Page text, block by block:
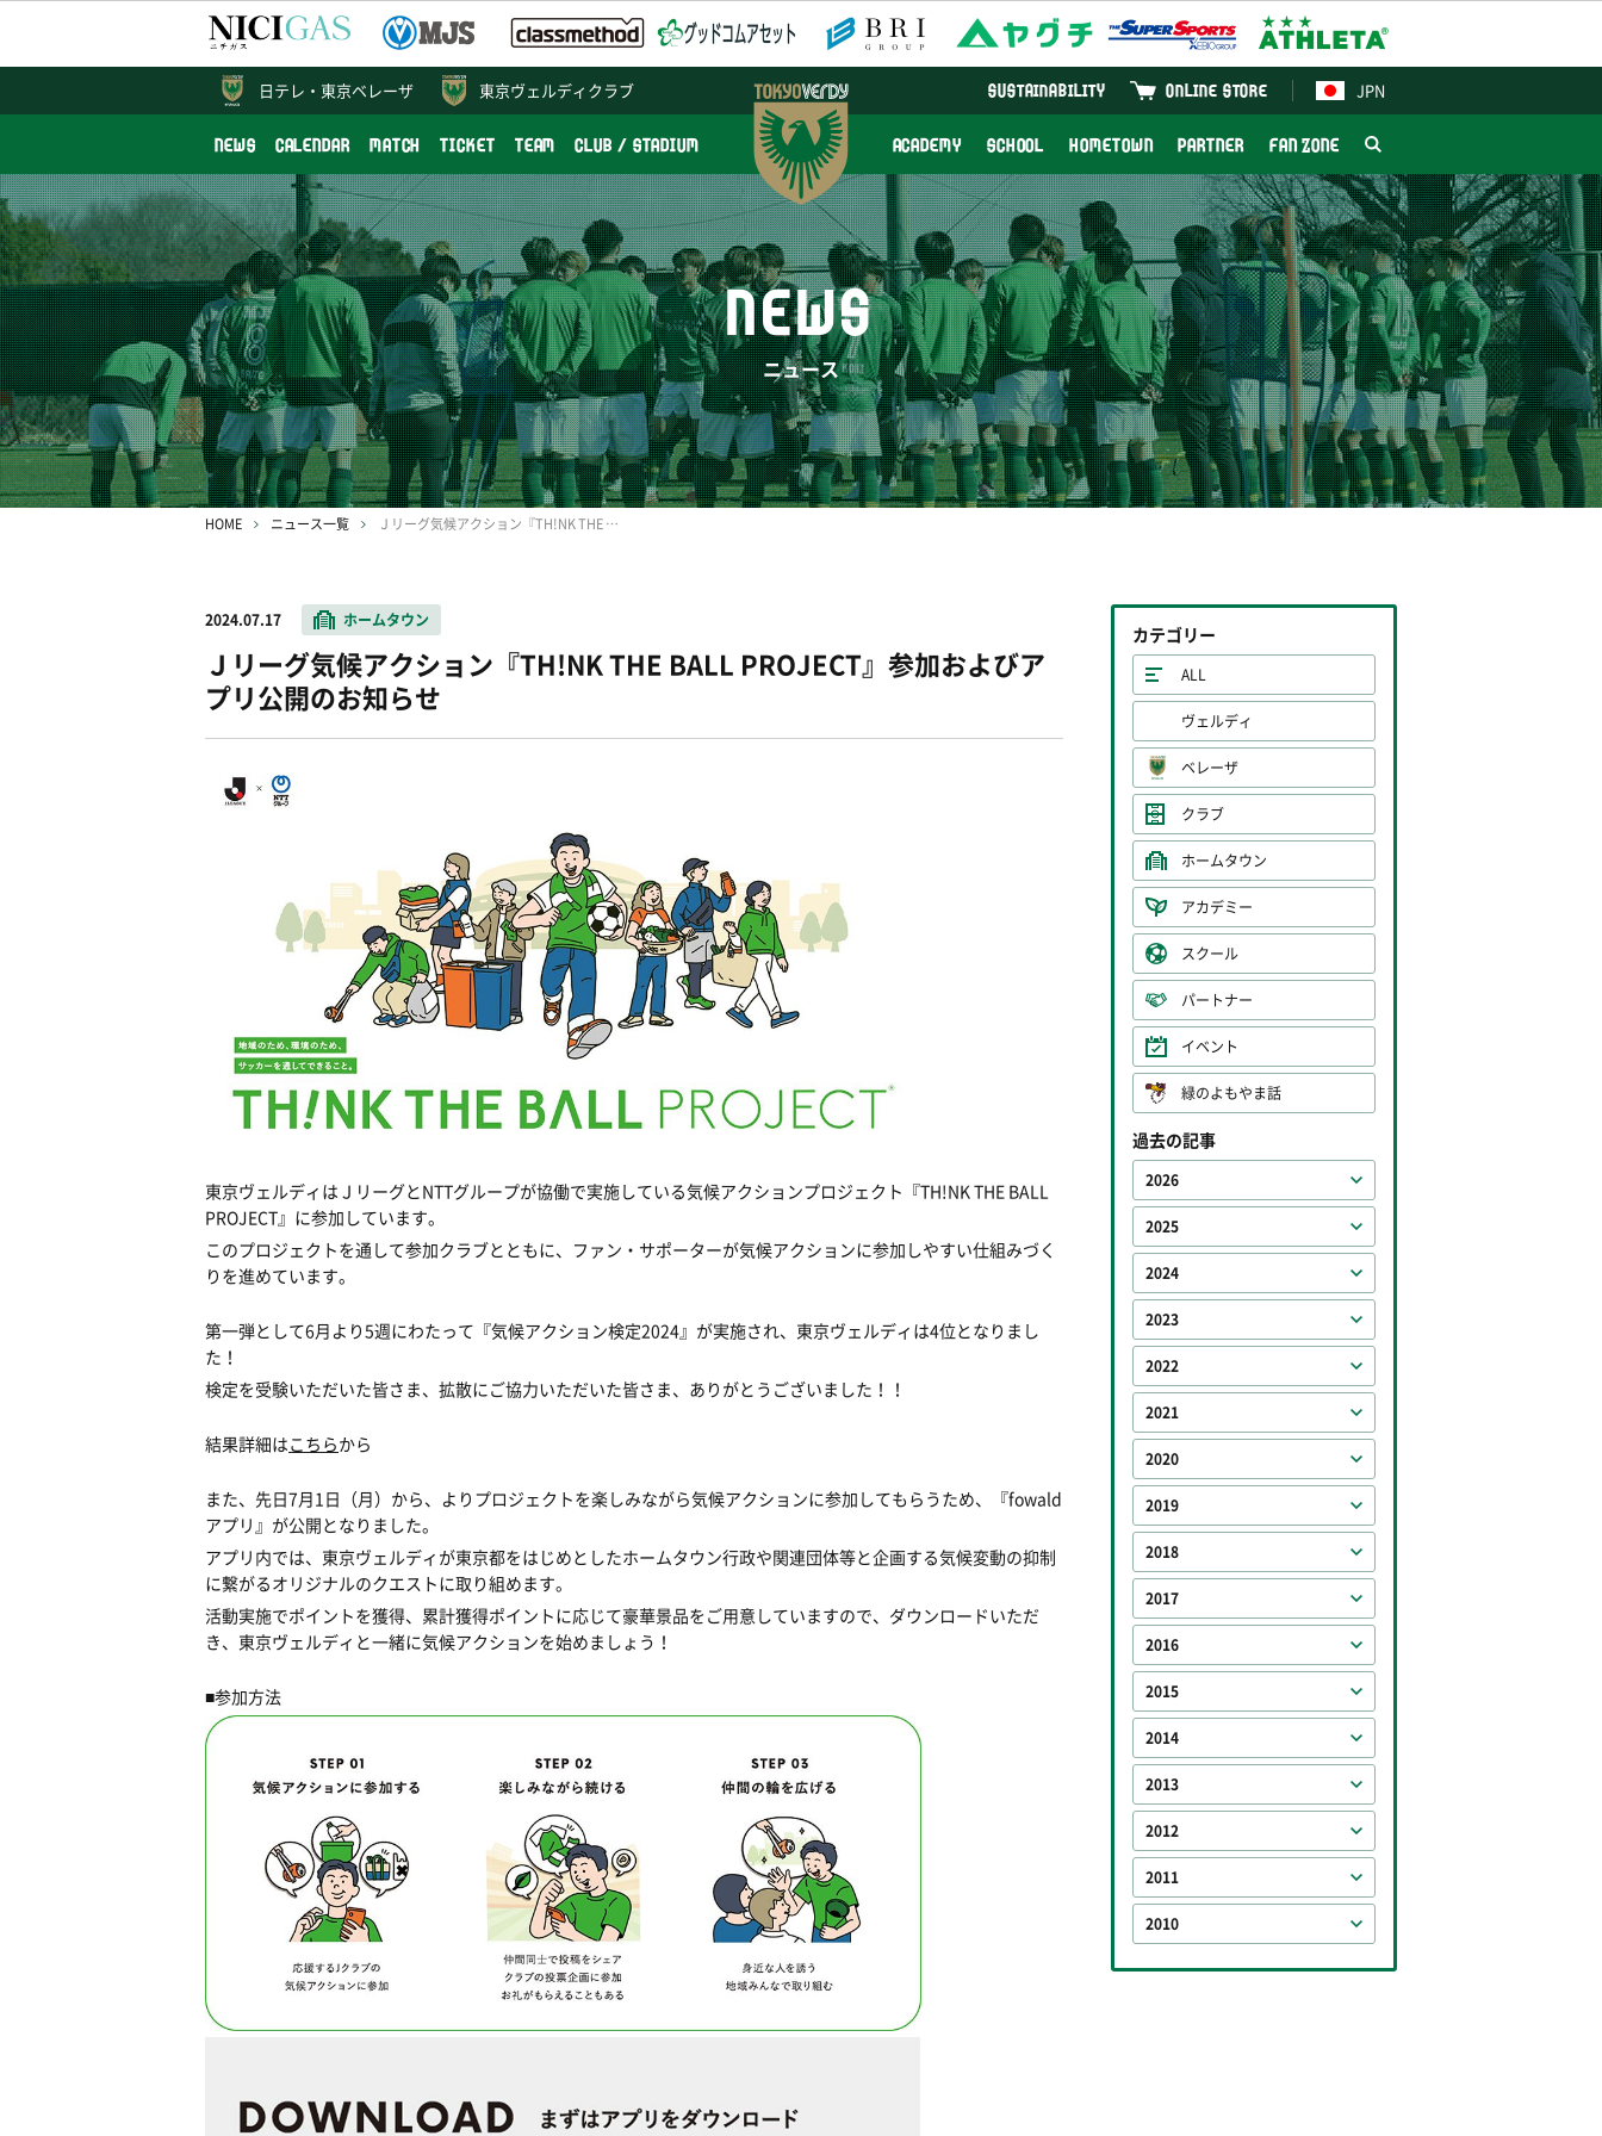
東京ヴェルディクラブ JPN
ONLINE STORE
SUSTAINABILITY
NEWS CALENDAR MATCH TICKET TEAM CLUB / STADIUM ACADEMY SCHOOL HOMETOWN PARTNER FAN ZONE
日テレ・ 東京ベレーザ
NEWS
ニュース
HOME ニュース一覧 Ｊリーグ気候アクション『TH!NK THE BALL PROJECT』参加およびアプリ公開のお知らせ
2024.07.17 ホームタウン
Ｊリーグ気候アクション『TH!NK THE BALL PROJECT』参加およびア
プリ公開のお知らせ
東京ヴェルディはＪリーグとNTTグループが協働で実施している気候アクションプロジェクト『TH!NK THE BALL
PROJECT』に参加しています。
このプロジェクトを通して参加クラブとともに、ファン・サポーターが気候アクションに参加しやすい仕組みづく
りを進めています。
第一弾として6月より5週にわたって『気候アクション検定2024』が実施され、東京ヴェルディは4位となりまし
た！
検定を受験いただいた皆さま、拡散にご協力いただいた皆さま、ありがとうございました！！
結果詳細はこちらから
また、先日7月1日（月）から、よりプロジェクトを楽しみながら気候アクションに参加してもらうため、『fowald
アプリ』が公開となりました。
アプリ内では、東京ヴェルディが東京都をはじめとしたホームタウン行政や関連団体等と企画する気候変動の抑制
に繋がるオリジナルのクエストに取り組めます。
活動実施でポイントを獲得、累計獲得ポイントに応じて豪華景品をご用意していますので、ダウンロードいただ
き、東京ヴェルディと一緒に気候アクションを始めましょう！
■参加方法
カテゴリー
ALL
ヴェルディ
ベレーザ
クラブ
ホームタウン
アカデミー
スクール
パートナー
イベント
緑のよもやま話
過去の記事
2026
2025
2024
2023
2022
2021
2020
2019
2018
2017
2016
2015
2014
2013
2012
2011
2010